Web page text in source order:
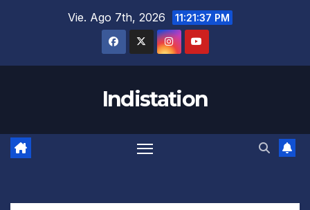
Vie. Ago 7th, 2026 11:21:38 PM
Indistation